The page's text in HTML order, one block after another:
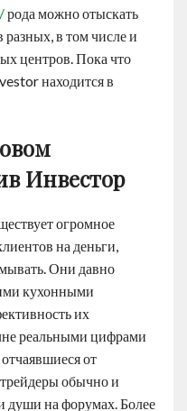
рода можно отыскать
в том числе и
центров. Пока что
находится в
Инвестор
огромное
на деньги,
Они давно
кухонными
их
реальными цифрами
от
обычно и
души на форумах. Более